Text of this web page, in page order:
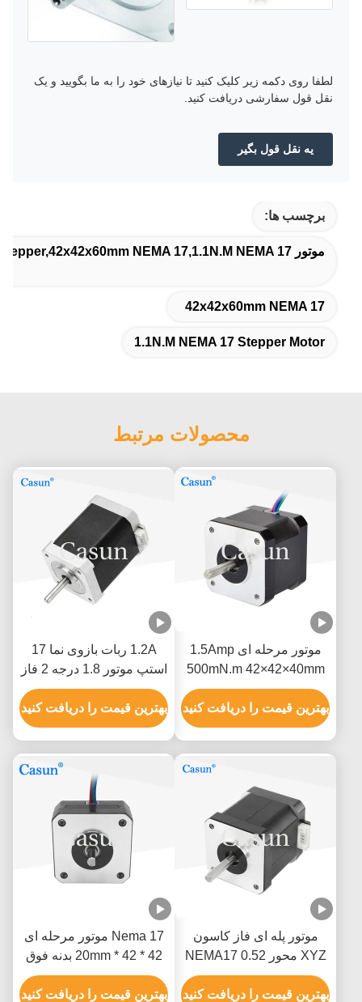
لطفا روی دکمه زیر کلیک کنید تا نیازهای خود را به ما بگویید و یک
نقل قول سفارشی دریافت کنید.
يه نقل قول بگير
برچسب ها:
موتور 60mm NEMA 17 Stepper,42x42x60mm NEMA 17,1.1N.M NEMA 17 موتور مرحله ای
42x42x60mm NEMA 17
1.1N.M NEMA 17 Stepper Motor
محصولات مرتبط
موتور مرحله ای 1.5Amp
500mN.m 42×42×40mm
NEMA 17 با ISO CE
بهترین قیمت را دریافت کنید
1.2A ربات بازوی نما 17
استپ موتور 1.8 درجه 2 فاز
با دقت بالا
بهترین قیمت را دریافت کنید
موتور پله ای فاز کاسون
XYZ محور NEMA17 0.52
نیوتن متر
بهترین قیمت را دریافت کنید
Nema 17 موتور مرحله ای
42 * 42 * 20mm بدنه فوق
نازک 1.0A 130mN.m برای
تجهیزات پزشکی
بهترین قیمت را دریافت کنید